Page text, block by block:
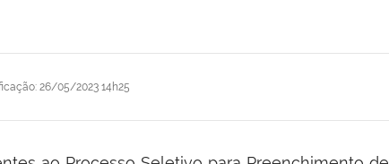
: 26/05/2023 14h25